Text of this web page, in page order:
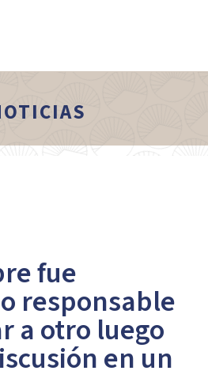
fue
responsable
a otro luego
en un